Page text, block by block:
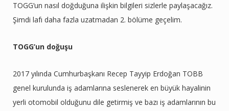
TOGG’un nasıl doğduğuna ilişkin bilgileri sizlerle paylaşacağız.
Şimdi lafı daha fazla uzatmadan 2. bölüme geçelim.
TOGG’un doğuşu
2017 yılında Cumhurbaşkanı Recep Tayyip Erdoğan TOBB
genel kurulunda iş adamlarına seslenerek en büyük hayalinin
yerli otomobil olduğunu dile getirmiş ve bazı iş adamlarının bu